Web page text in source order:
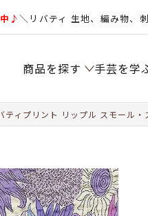
中♪＼リバティ 生地、編み物、
商品を探す 手芸を学
ティプリント リップル スモール